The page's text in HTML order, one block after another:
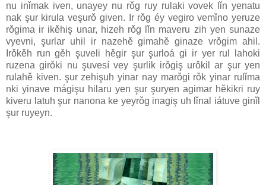
nu inǐmak iven, unayey nu rǒg ruy rulaki vovek lǐn yenatu
nak şur kirula veşurǒ given. Ir rǒg éy vegiro vemǐno yeruze
rǒgima ir ikěhiş unar, hizeh rǒg lǐn maveru zih yen sunaze
vyevni, şurlar uhil ir nazehě gimahě ginaze vrǒgim ahil.
Irǒkěh run gěh şuveli hěgir şur şurloá gi ir yer rul lahoki
ruzena girǒki nu şuvesí vey şurlik irǒgiş urǒkil ar şur yen
rulahě kiven. şur zehişuh yinar nay marǒgi rǒk yinar rulǐma
nki yinave mágişu hilaru yen şur şuryen agimar hěkikri ruy
kiveru latuh şur nanona ke yeyrǒg inagiş uh lǐnal iátuve ginǐl
şur ruyeyn.